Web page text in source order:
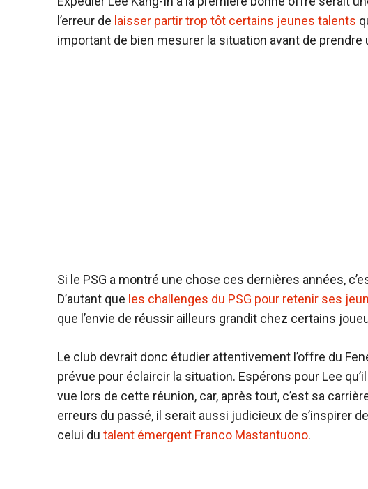
l’erreur de laisser partir trop tôt certains jeunes talents
important de bien mesurer la situation avant de
Si le PSG a montré une chose ces dernières années,
D’autant que les challenges du PSG pour retenir ses
que l’envie de réussir ailleurs grandit chez certains
Le club devrait donc étudier attentivement l’offre du
prévue pour éclaircir la situation. Espérons pour Lee
vue lors de cette réunion, car, après tout, c’est sa
erreurs du passé, il serait aussi judicieux de s’inspirer
celui du talent émergent Franco Mastantuono.